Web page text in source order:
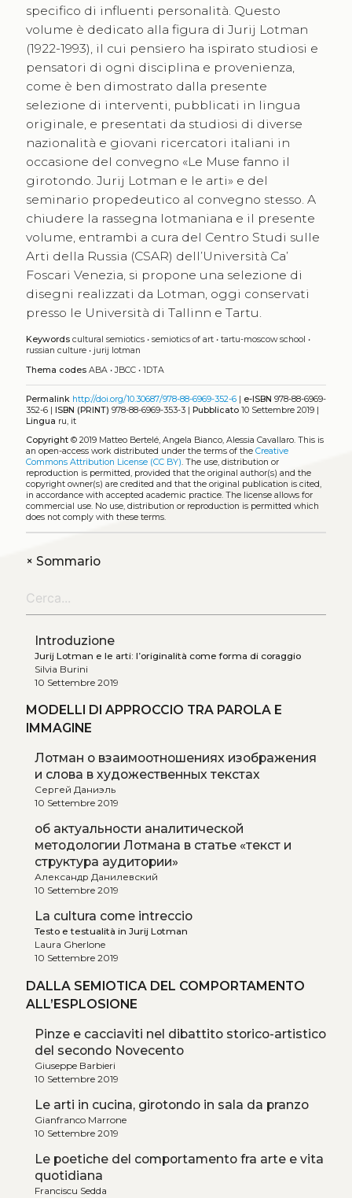
specifico di influenti personalità. Questo
volume è dedicato alla figura di Jurij Lotman
(1922-1993), il cui pensiero ha ispirato studiosi e
pensatori di ogni disciplina e provenienza,
come è ben dimostrato dalla presente
selezione di interventi, pubblicati in lingua
originale, e presentati da studiosi di diverse
nazionalità e giovani ricercatori italiani in
occasione del convegno «Le Muse fanno il
girotondo. Jurij Lotman e le arti» e del
seminario propedeutico al convegno stesso. A
chiudere la rassegna lotmaniana e il presente
volume, entrambi a cura del Centro Studi sulle
Arti della Russia (CSAR) dell’Università Ca’
Foscari Venezia, si propone una selezione di
disegni realizzati da Lotman, oggi conservati
presso le Università di Tallinn e Tartu.
Keywords cultural semiotics• semiotics of art• tartu-moscow school •
russian culture• jurij lotman
Thema codes ABA•JBCC• 1DTA
Permalink http://doi.org/10.30687/978-88-6969-352-6| e-ISBN 978-88-6969-
352-6 | ISBN (PRINT) 978-88-6969-353-3 | Pubblicato10 Settembre 2019 |
Lingua ru, it
Copyright© 2019 Matteo Bertelé, Angela Bianco, Alessia Cavallaro. This is
an open-access work distributed under the terms of the Creative
Commons Attribution License (CC BY). The use, distribution or
reproduction is permitted, provided that the original author(s) and the
copyright owner(s) are credited and that the original publication is cited,
in accordance with accepted academic practice. The license allows for
commercial use. No use, distribution or reproduction is permitted which
does not comply with these terms.
+Sommario
Introduzione
Jurij Lotman e le arti: l’originalità come forma di coraggio
Silvia Burini
10 Settembre 2019
MODELLI DI APPROCCIO TRA PAROLA E
IMMAGINE
Лотман о взаимоотношениях изображения
и слова в художественных текстах
Сергей Даниэль
10 Settembre 2019
oб актуальности аналитической
методологии Лотмана в статье «текст и
структура аудитории»
Александр Данилевский
10 Settembre 2019
La cultura come intreccio
Testo e testualità in Jurij Lotman
Laura Gherlone
10 Settembre 2019
DALLA SEMIOTICA DEL COMPORTAMENTO
ALL’ESPLOSIONE
Pinze e cacciaviti nel dibattito storico-artistico
del secondo Novecento
Giuseppe Barbieri
10 Settembre 2019
Le arti in cucina, girotondo in sala da pranzo
Gianfranco Marrone
10 Settembre 2019
Le poetiche del comportamento fra arte e vita
quotidiana
Franciscu Sedda